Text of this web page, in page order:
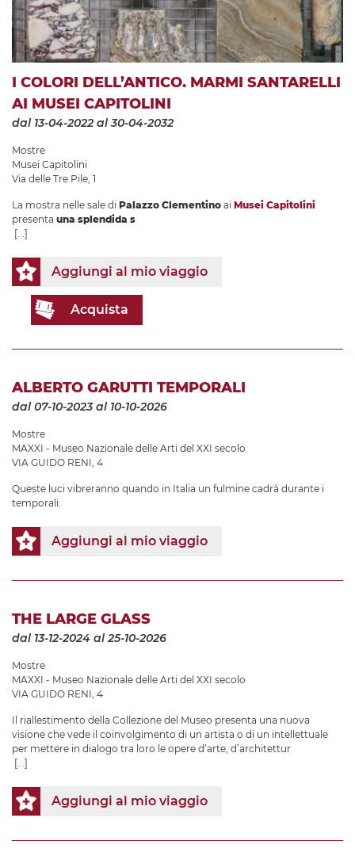
I COLORI DELL’ANTICO. MARMI SANTARELLI
AI MUSEI CAPITOLINI
dal 13-04-2022 al 30-04-2032
Mostre
Musei Capitolini
Via delle Tre Pile, 1
La mostra nelle sale di Palazzo Clementino ai Musei Capitolini
presenta una splendida s
[...]
Aggiungi al mio viaggio
Acquista
ALBERTO GARUTTI TEMPORALI
dal 07-10-2023al 10-10-2026
Mostre
MAXXI - Museo Nazionale delle Arti del XXI secolo
VIA GUIDO RENI, 4
Queste luci vibreranno quando in Italia un fulmine cadrà durante i
temporali.
Aggiungi al mio viaggio
THE LARGE GLASS
dal 13-12-2024 al 25-10-2026
Mostre
MAXXI - Museo Nazionale delle Arti del XXI secolo
VIA GUIDO RENI, 4
Il riallestimento della Collezione del Museo presenta una nuova
visione che vede il coinvolgimento di un artista o di un intellettuale
per mettere in dialogo tra loro le opere d’arte, d’architettur
[...]
Aggiungi al mio viaggio